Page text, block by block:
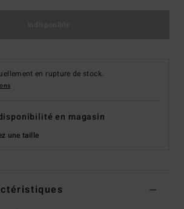
en rupture de stock.
en magasin
une taille